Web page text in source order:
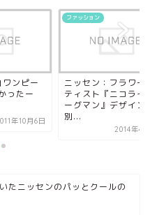
ンピー
ったー
年10月6日
ファッション
ニッセン：フラワー
ティスト『ニコライ
ーグマン』デザイン
別...
2014年4
たニッセンのパッとクールの